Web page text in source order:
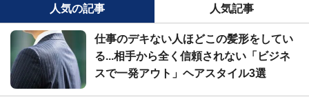
人気の記事 人気記事
仕事のデキない人ほどこの髪形をしてい
る...相手から全く信頼されない「ビジネ
スで一発アウト」ヘアスタイル3選